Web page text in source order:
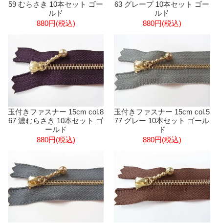
59 むらさき 10本セット ゴー
ルド
880円(税込)
63 グレープ 10本セット ゴー
ルド
880円(税込)
玉付きファスナー 15cm col.8
67 濃むらさき 10本セット ゴ
ールド
880円(税込)
玉付きファスナー 15cm col.5
77 グレー 10本セット ゴール
ド
880円(税込)